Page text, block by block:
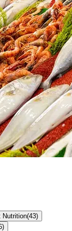
Nutrition(43)
)